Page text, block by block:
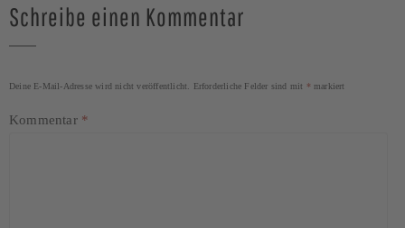
Schreibe einen Kommentar
Deine E-Mail-Adresse wird nicht veröffentlicht. Erforderliche Felder sind mit * markiert
Kommentar *